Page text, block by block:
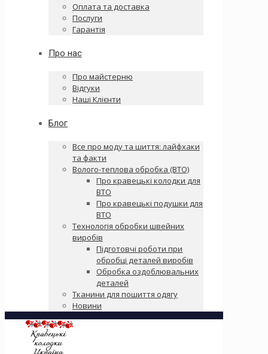
Оплата та доставка
Послуги
Гарантія
Про нас
Про майстерню
Відгуки
Наші Клієнти
Блог
Все про моду та шиття: лайфхаки
та факти
Волого-теплова обробка (ВТО)
Про кравецькі колодки для
ВТО
Про кравецькі подушки для
ВТО
Технологія обробки швейних
виробів
Підготовчі роботи при
обробці деталей виробів
Обробка оздоблювальних
деталей
Тканини для пошиття одягу
Новини